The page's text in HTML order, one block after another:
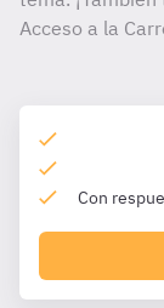
Acceso a la
Con